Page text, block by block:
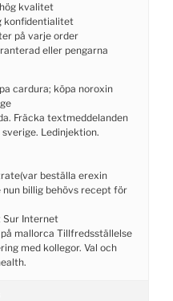
kvalitet
konfidentialitet
på varje order
eller pengarna
cardura; köpa noroxin
Fräcka textmeddelanden
Ledinjektion.
beställa erexin
billig behövs recept för
Sur Internet
mallorca Tillfredsställelse
med kollegor. Val och